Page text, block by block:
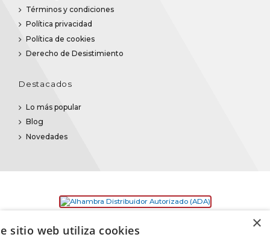
Términos y condiciones
Política privacidad
Política de cookies
Derecho de Desistimiento
Destacados
Lo más popular
Blog
Novedades
×
sitio web utiliza cookies